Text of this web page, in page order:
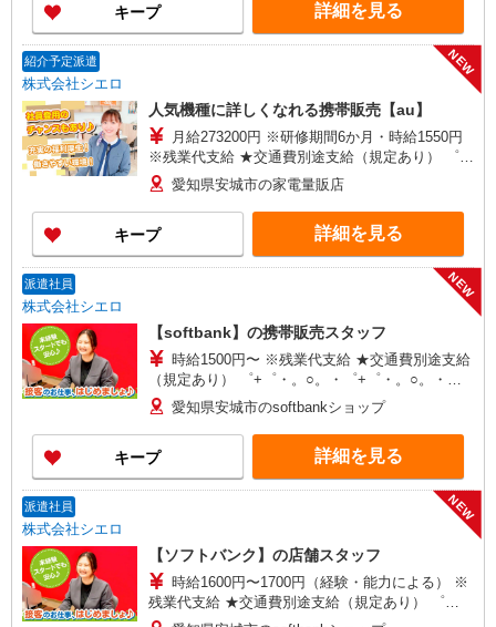
○。・゜+゜・。○。・゜+゜
キープ 詳細を見る
紹介予定派遣
株式会社シエロ
NEW
人気機種に詳しくなれる携帯販売【au】
月給273200円 ※研修期間6か月・時給1550円
※残業代支給 ★交通費別途支給（規定あり） ゜
+゜・。○。・゜+゜・。○。・゜+゜ 入社祝い金10
万円支給(規定有) お友達を紹介頂くと, インセンテ
ィブ支給(規定有) ゜・。○。・゜+゜・。○。・゜
+゜
愛知県安城市の家電量販店
キープ 詳細を見る
派遣社員
株式会社シエロ
NEW
【softbank】の携帯販売スタッフ
時給1500円〜 ※残業代支給 ★交通費別途支給
（規定あり） ゜+゜・。○。・゜+゜・。○。・゜
+゜ 入社祝い金10万円支給(規定有) お友達を紹介
頂くと, インセンティブ支給(規定有) ★月2回払
い・週払い可能（規程有）★ ゜・。○。・゜
+゜・。○。・゜+゜
愛知県安城市のsoftbankショップ
キープ 詳細を見る
派遣社員
株式会社シエロ
NEW
【ソフトバンク】の店舗スタッフ
時給1600円〜1700円（経験・能力による） ※
残業代支給 ★交通費別途支給（規定あり） ゜
+゜・。○。・゜+゜・。○。・゜+゜ 入社祝い金10